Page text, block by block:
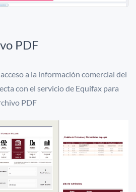
PDF
a la información comercial del
con el servicio de Equifax para
PDF